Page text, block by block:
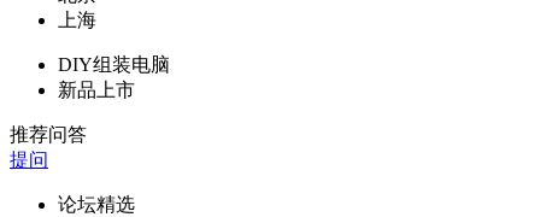
上海
DIY组装电脑
新品上市
推荐问答
提问
论坛精选